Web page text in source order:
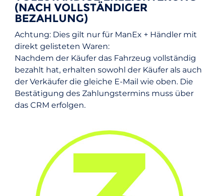
(NACH VOLLSTÄNDIGER
BEZAHLUNG)
Achtung: Dies gilt nur für ManEx + Händler mit
direkt gelisteten Waren:
Nachdem der Käufer das Fahrzeug vollständig
bezahlt hat, erhalten sowohl der Käufer als auch
der Verkäufer die gleiche E-Mail wie oben. Die
Bestätigung des Zahlungstermins muss über
das CRM erfolgen.